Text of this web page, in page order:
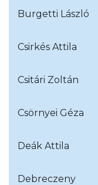
Burgetti László
Csirkés Attila
Csitári Zoltán
Csörnyei Géza
Deák Attila
Debreczeny